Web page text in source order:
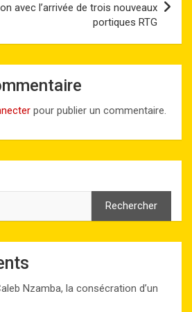
avec l’arrivée de trois nouveaux
portiques RTG
pour publier un commentaire.
Rechercher
Nzamba, la consécration d’un